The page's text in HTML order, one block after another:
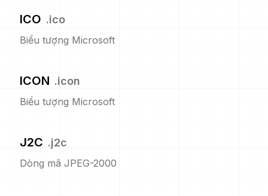
ICO .ico
Biểu tượng Microsoft
ICON .icon
Biểu tượng Microsoft
J2C .j2c
Dòng mã JPEG-2000